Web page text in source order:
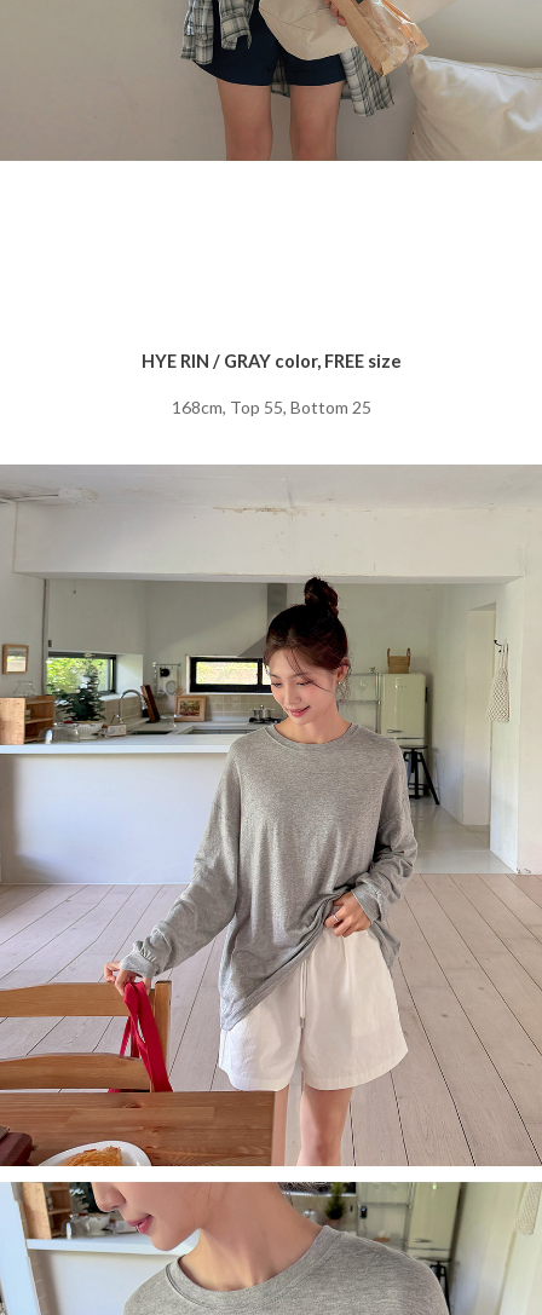
HYE RIN / GRAY color, FREE size
168cm, Top 55, Bottom 25